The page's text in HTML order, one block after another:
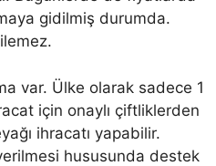
gidilmiş durumda.
var. Ülke olarak sadece 1
için onaylı çiftliklerden
ihracatı yapabilir.
hususunda destek